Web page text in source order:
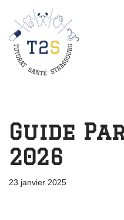
Aller
au
contenu
Guide
2026
23 janvier 2025